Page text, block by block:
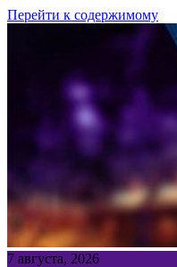
Перейти к содержимому
7 августа, 2026